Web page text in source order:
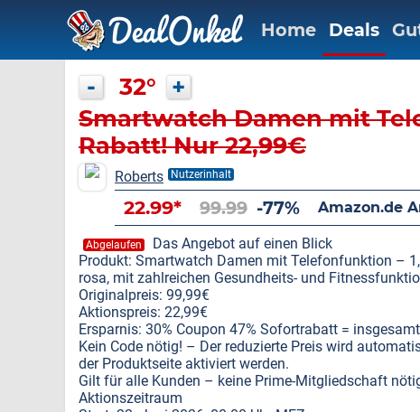
Home Deals
- 32° +
Smartwatch Damen mit
Rabatt! Nur 22,99€
Roberts Nutzerinhalt
22.99* 99.99 -77% Amazon.de
Abgelaufen
Das Angebot auf einen Blick
Produkt: Smartwatch Damen mit Telefonfunktion –
rosa, mit zahlreichen Gesundheits- und
Originalpreis: 99,99€
Aktionspreis: 22,99€
Ersparnis: 30% Coupon 47% Sofortrabatt =
Kein Code nötig! – Der reduzierte Preis wird
der Produktseite aktiviert werden.
Gilt für alle Kunden – keine Prime-Mitgliedschaft
Aktionszeitraum